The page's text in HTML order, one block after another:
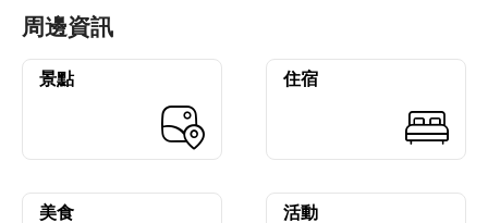
周邊資訊
景點 住宿
美食 活動